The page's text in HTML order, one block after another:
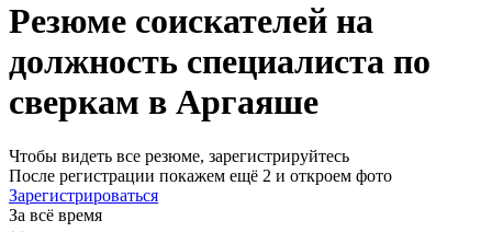
Резюме соискателей на
должность специалиста по
сверкам в Аргаяше
Чтобы видеть все резюме, зарегистрируйтесь
После регистрации покажем ещё 2 и откроем фото
Зарегистрироваться
За всё время